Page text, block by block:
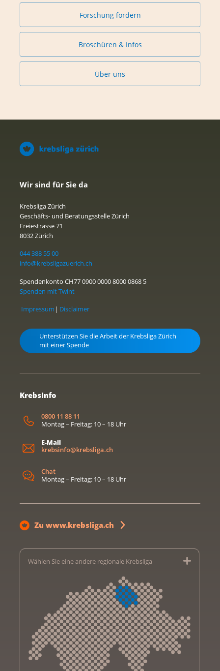
Forschung fördern
Broschüren & Infos
Über uns
Wir sind für Sie da
Krebsliga Zürich
Geschäfts- und Beratungsstelle Zürich
Freiestrasse 71
8032 Zürich
044 388 55 00
info@krebsligazuerich.ch
Spendenkonto CH77 0900 0000 8000 0868 5
Spenden mit Twint
Impressum | Disclaimer
Unterstützen Sie die Arbeit der Krebsliga Zürich
mit einer Spende
KrebsInfo
0800 11 88 11
Montag – Freitag: 10 – 18 Uhr
E-Mail
krebsinfo@krebsliga.ch
Chat
Montag – Freitag: 10 – 18 Uhr
Zu www.krebsliga.ch
Wählen Sie eine andere regionale Krebsliga